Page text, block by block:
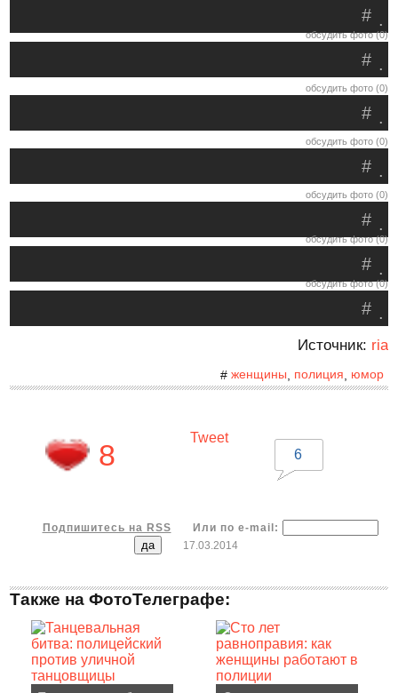
.
#
обсудить фото (0)
.
#
обсудить фото (0)
.
#
обсудить фото (0)
.
#
обсудить фото (0)
.
#
обсудить фото (0)
.
#
обсудить фото (0)
.
#
Источник: ria
# женщины полиция юмор
8
Tweet
6
Подпишитесь на RSS
Или по e-mail:
17.03.2014
Также на ФотоТелеграфе: